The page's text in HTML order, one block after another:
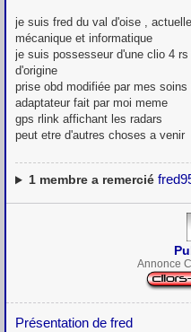
a
g
e
je suis fred du val d'oise ,
mécanique et informatique
je suis possesseur d'une clio 4
d'origine
prise obd modifiée par mes
adaptateur fait par moi meme
gps rlink affichant les radars
peut etre d'autres choses a venir
1membre a remercié
Annonce
Présentation de fred